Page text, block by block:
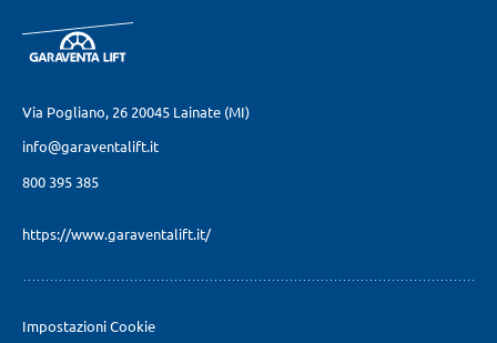
Via Pogliano, 26 20045 Lainate (MI)
info@garaventalift.it
800 395 385
https://www.garaventalift.it/
Impostazioni Cookie